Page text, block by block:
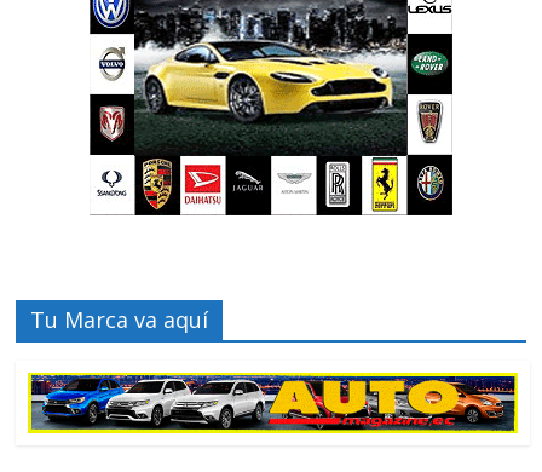
Tu Marca va aquí